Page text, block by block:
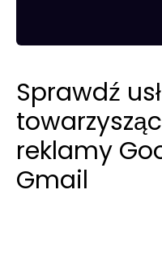
Sprawdź
reklamy
Gmail